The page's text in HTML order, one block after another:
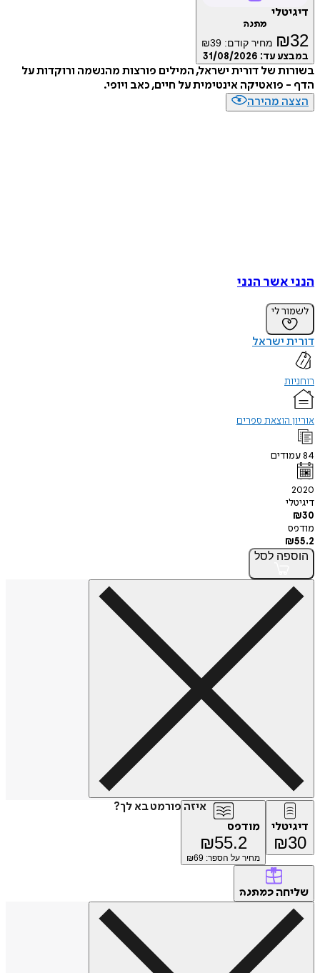
דיגיטלי
מתנה
₪32 מחיר קודם: ₪39
במבצע עד: 31/08/2026
בשורות של דורית ישראל, המילים פורצות מהנשמה ורוקדות על
הדף - פואטיקה אינטימית על חיים, כאב ויופי.
הצצה מהירה
הנני אשר הנני
לשמור לי
דורית ישראל
רוחניות
אוריון הוצאת ספרים
84עמודים
2020
דיגיטלי
₪30
מודפס
₪55.2
הוספה לסל
איזה פורמט בא לך?
דיגיטלי
₪30
מודפס
₪55.2
מחיר על הספר: ₪ 69
שליחה כמתנה